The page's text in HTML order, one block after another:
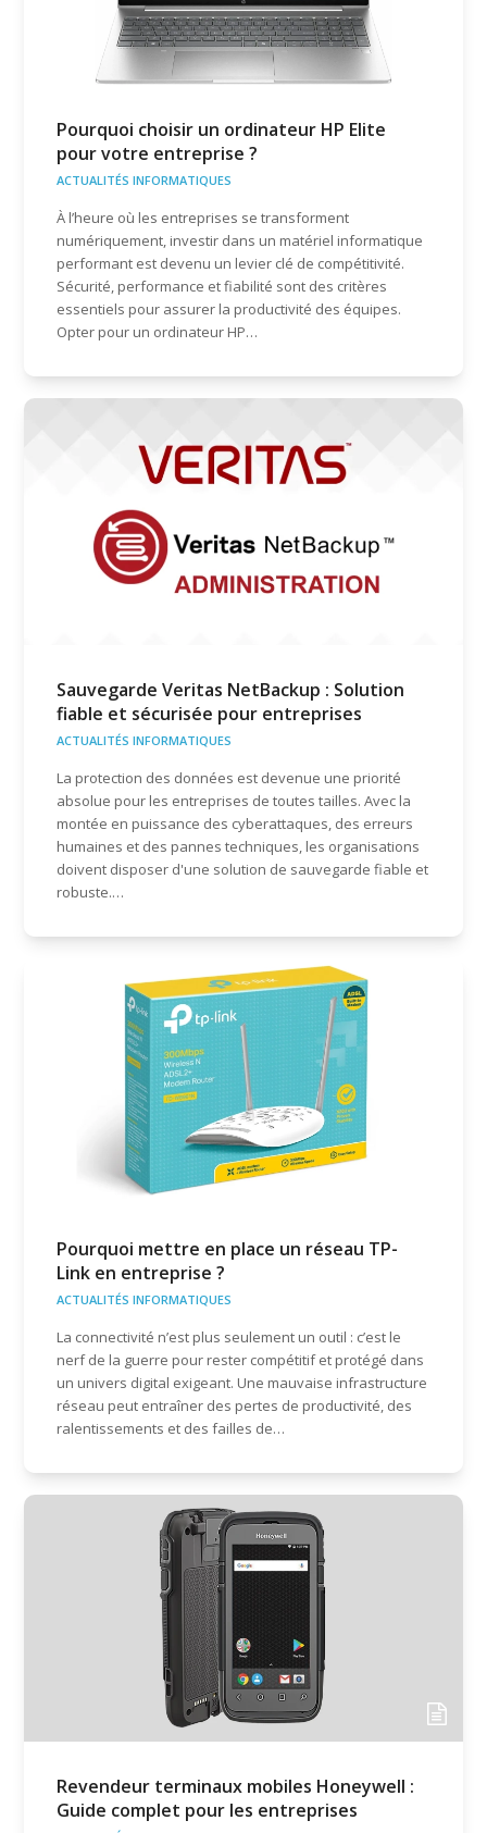
Pourquoi choisir un ordinateur HP Elite
pour votre entreprise ?
ACTUALITÉS INFORMATIQUES
À l’heure où les entreprises se transforment
numériquement, investir dans un matériel informatique
performant est devenu un levier clé de compétitivité.
Sécurité, performance et fiabilité sont des critères
essentiels pour assurer la productivité des équipes.
Opter pour un ordinateur HP…
Sauvegarde Veritas NetBackup : Solution
fiable et sécurisée pour entreprises
ACTUALITÉS INFORMATIQUES
La protection des données est devenue une priorité
absolue pour les entreprises de toutes tailles. Avec la
montée en puissance des cyberattaques, des erreurs
humaines et des pannes techniques, les organisations
doivent disposer d'une solution de sauvegarde fiable et
robuste.…
Pourquoi mettre en place un réseau TP-
Link en entreprise ?
ACTUALITÉS INFORMATIQUES
La connectivité n’est plus seulement un outil : c’est le
nerf de la guerre pour rester compétitif et protégé dans
un univers digital exigeant. Une mauvaise infrastructure
réseau peut entraîner des pertes de productivité, des
ralentissements et des failles de…
Revendeur terminaux mobiles Honeywell :
Guide complet pour les entreprises